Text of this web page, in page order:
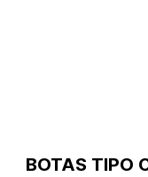
BOTAS TIPO